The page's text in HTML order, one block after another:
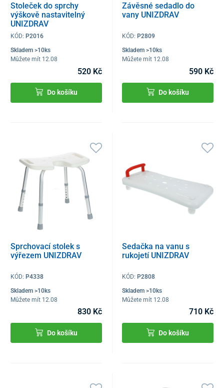
Stoleček do sprchy
výškově nastavitelný
UNIZDRAV
KÓD: P2016
Skladem >10ks
Můžete mít 12.08
520 Kč
Do košíku
Závěsné sedadlo do
vany UNIZDRAV
KÓD:P2809
Skladem >10ks
Můžete mít 12.08
590 Kč
Do košíku
Sprchovací stolek s
výřezem UNIZDRAV
KÓD: P4338
Skladem >10ks
Můžete mít 12.08
830 Kč
Do košíku
Sedačka na vanu s
rukojetí UNIZDRAV
KÓD:P2808
Skladem >10ks
Můžete mít 12.08
710 Kč
Do košíku